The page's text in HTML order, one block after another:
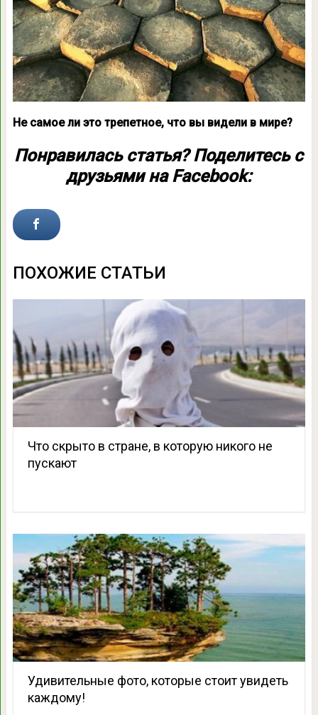
Не самое ли это трепетное, что вы видели в мире?
Понравилась статья? Поделитесь с
друзьями на Facebook:
ПОХОЖИЕ СТАТЬИ
Что скрыто в стране, в которую никого не
пускают
Удивительные фото, которые стоит увидеть
каждому!